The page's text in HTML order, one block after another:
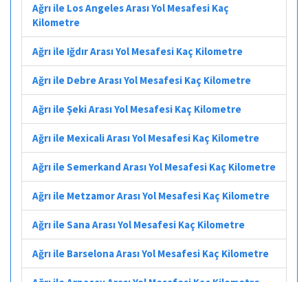
Ağrı ile Los Angeles Arası Yol Mesafesi Kaç
Kilometre
Ağrı ile Iğdır Arası Yol Mesafesi Kaç Kilometre
Ağrı ile Debre Arası Yol Mesafesi Kaç Kilometre
Ağrı ile Şeki Arası Yol Mesafesi Kaç Kilometre
Ağrı ile Mexicali Arası Yol Mesafesi Kaç Kilometre
Ağrı ile Semerkand Arası Yol Mesafesi Kaç Kilometre
Ağrı ile Metzamor Arası Yol Mesafesi Kaç Kilometre
Ağrı ile Sana Arası Yol Mesafesi Kaç Kilometre
Ağrı ile Barselona Arası Yol Mesafesi Kaç Kilometre